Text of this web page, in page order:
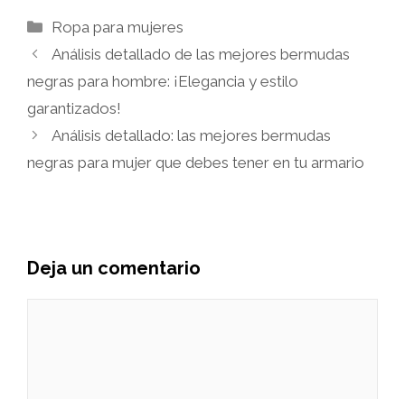
Categorías
Ropa para mujeres
Análisis detallado de las mejores bermudas
negras para hombre: ¡Elegancia y estilo
garantizados!
Análisis detallado: las mejores bermudas
negras para mujer que debes tener en tu armario
Deja un comentario